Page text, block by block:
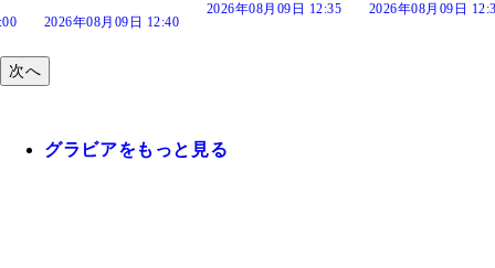
2026年08月09日 12:30
次へ
グラビアをもっと見る